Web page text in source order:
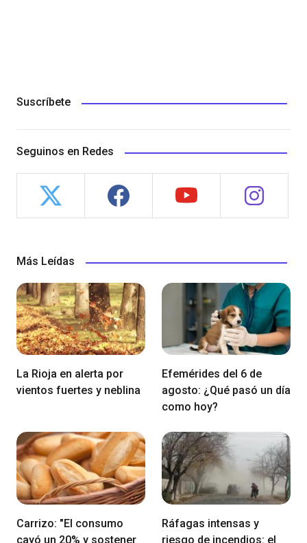
Suscríbete
Seguinos en Redes
Más Leídas
La Rioja en alerta por
vientos fuertes y neblina
Efemérides del 6 de
agosto: ¿Qué pasó un día
como hoy?
Carrizo: "El consumo
cayó un 20% y sostener
Ráfagas intensas y
riesgo de incendios: el